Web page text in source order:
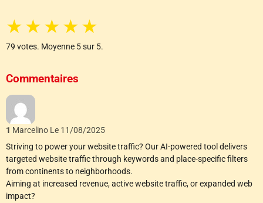
★ ★ ★ ★ ★
79 votes. Moyenne 5sur 5.
Commentaires
1 Marcelino Le 11/08/2025
Striving to power your website traffic? Our AI-powered tool delivers
targeted website traffic through keywords and place-specific filters
from continents to neighborhoods.
Aiming at increased revenue, active website traffic, or expanded web
impact?